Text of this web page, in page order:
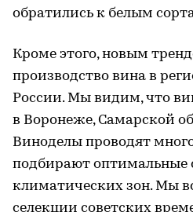
обратились к белым
Кроме этого, новым
производство вина в
России. Мы видим, что
в Воронеже, Самарской
Виноделы проводят
подбирают оптимальные
климатических зон. Мы
селекции советских